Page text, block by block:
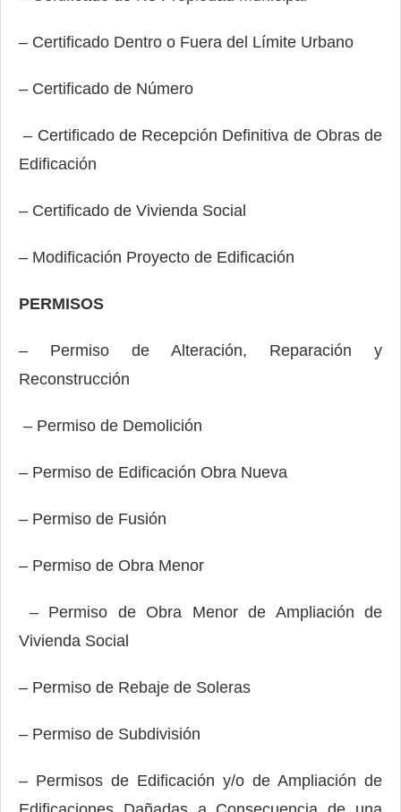
– Certificado Dentro o Fuera del Límite Urbano
– Certificado de Número
– Certificado de Recepción Definitiva de Obras de
Edificación
– Certificado de Vivienda Social
– Modificación Proyecto de Edificación
PERMISOS
– Permiso de Alteración, Reparación y
Reconstrucción
– Permiso de Demolición
– Permiso de Edificación Obra Nueva
– Permiso de Fusión
– Permiso de Obra Menor
– Permiso de Obra Menor de Ampliación de
Vivienda Social
– Permiso de Rebaje de Soleras
– Permiso de Subdivisión
– Permisos de Edificación y/o de Ampliación de